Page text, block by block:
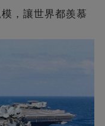
，讓世界都羨慕